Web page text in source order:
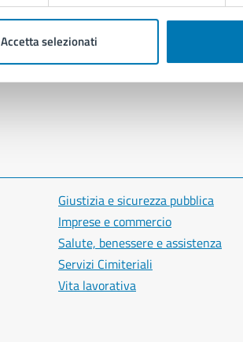
Accetta selezionati
Giustizia e sicurezza pubblica
Imprese e commercio
Salute, benessere e assistenza
Servizi Cimiteriali
Vita lavorativa